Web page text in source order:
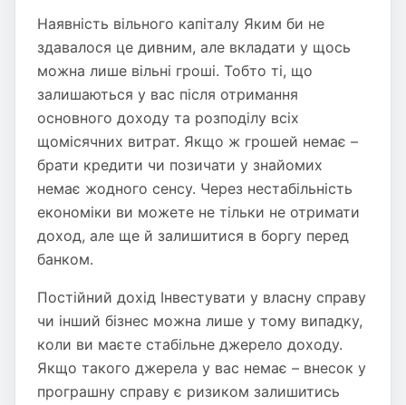
Наявність вільного капіталу Яким би не
здавалося це дивним, але вкладати у щось
можна лише вільні гроші. Тобто ті, що
залишаються у вас після отримання
основного доходу та розподілу всіх
щомісячних витрат. Якщо ж грошей немає –
брати кредити чи позичати у знайомих
немає жодного сенсу. Через нестабільність
економіки ви можете не тільки не отримати
доход, але ще й залишитися в боргу перед
банком.
Постійний дохід Інвестувати у власну справу
чи інший бізнес можна лише у тому випадку,
коли ви маєте стабільне джерело доходу.
Якщо такого джерела у вас немає – внесок у
програшну справу є ризиком залишитись